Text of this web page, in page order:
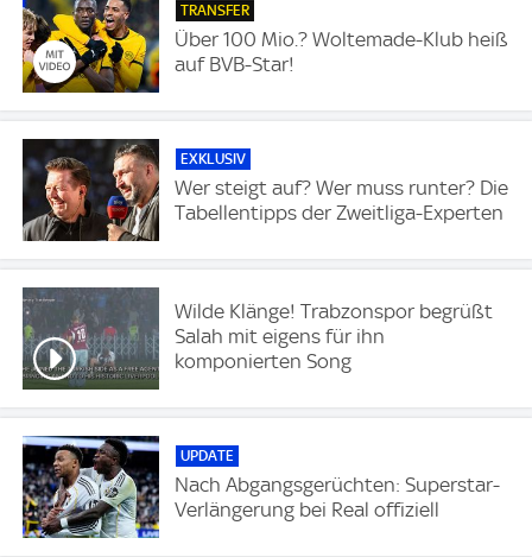
TRANSFER
Über 100 Mio.? Woltemade-Klub heiß
auf BVB-Star!
EXKLUSIV
Wer steigt auf? Wer muss runter? Die
Tabellentipps der Zweitliga-Experten
Wilde Klänge! Trabzonspor begrüßt
Salah mit eigens für ihn
komponierten Song
UPDATE
Nach Abgangsgerüchten: Superstar-
Verlängerung bei Real offiziell